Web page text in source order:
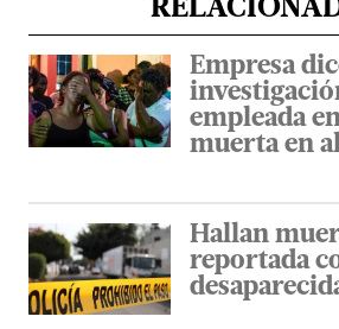
Empresa
empleada
muerta en
Hallan
reportada